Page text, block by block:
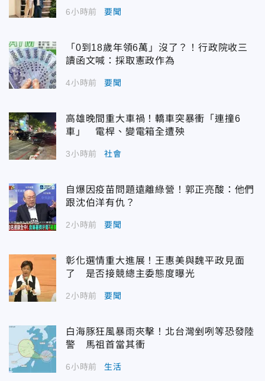
6小時前 要聞
「0到18歲年領6萬」沒了？！行政院收三
讀函文喊：採取憲政作為
4小時前 要聞
高雄晚間重大車禍！轎車突暴衝「連撞6
車」 電桿、變電箱全遭殃
3小時前 社會
自爆因疫苗問題遠離綠營！郭正亮酸：他們
跟沈伯洋有仇？
2小時前 要聞
彰化選情重大進展！王惠美與魏平政見面
了 是否接競總主委態度曝光
2小時前 要聞
白海豚狂風暴雨夾擊！北台灣剉咧等恐發陸
警 馬祖首當其衝
6小時前 生活